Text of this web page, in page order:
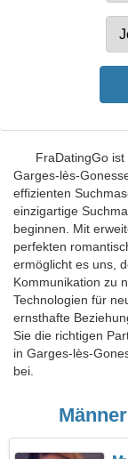
FraDatingGo
Garges-lès-
effizienten
einzigartige
beginnen. Mit
perfekten
ermöglicht es uns,
Kommunikation zu
Technologien für
ernsthafte
Sie die richtigen
in Garges-lès-
bei.